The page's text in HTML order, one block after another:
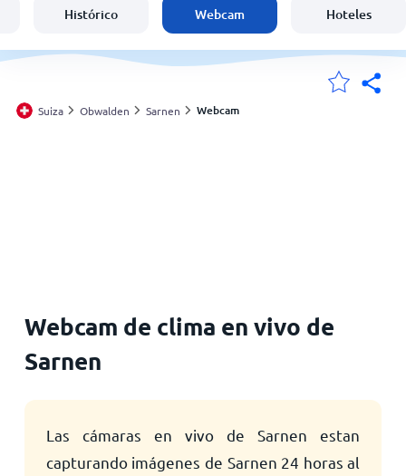
España
Argentina
Histórico Webcam Hoteles
Suiza Obwalden Sarnen Webcam
Webcam de clima en vivo de
Sarnen
Las cámaras en vivo de Sarnen estan
capturando imágenes de Sarnen 24 horas al